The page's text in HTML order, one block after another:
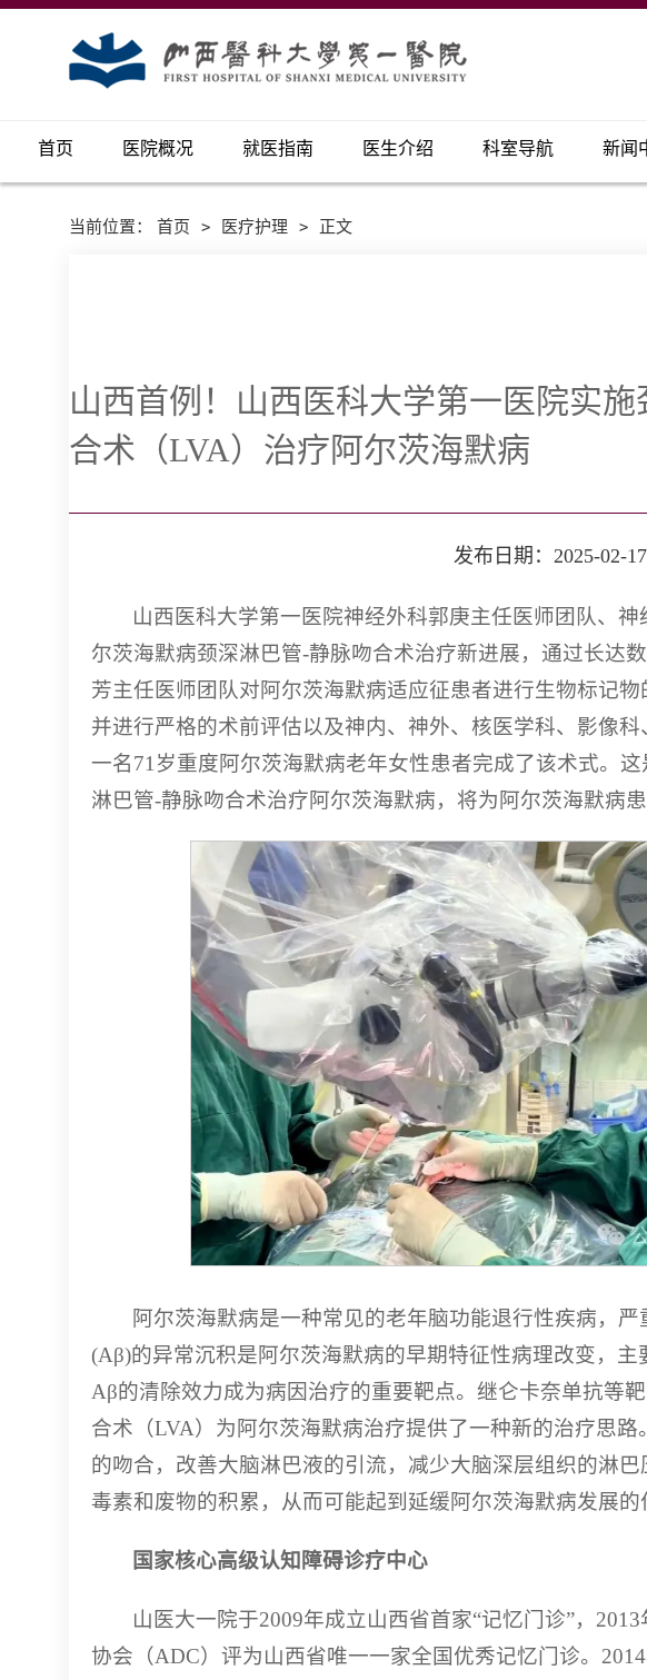
首页 医院概况 就医指南 医生介绍 科室导航 新闻
当前位置： 首页 > 医疗护理 > 正文
山西首例！山西医科大学第一医院实
合术（LVA）治疗阿尔茨海默病
发布日期：2025-02-
山西医科大学第一医院神经外科郭庚主任医师团队、
尔茨海默病颈深淋巴管-静脉吻合术治疗新进展，通过长达
芳主任医师团队对阿尔茨海默病适应征患者进行生物标记
并进行严格的术前评估以及神内、神外、核医学科、影像
一名71岁重度阿尔茨海默病老年女性患者完成了该术式。
淋巴管-静脉吻合术治疗阿尔茨海默病，将为阿尔茨海默病患
阿尔茨海默病是一种常见的老年脑功能退行性疾病，
(Aβ)的异常沉积是阿尔茨海默病的早期特征性病理改变，
Aβ的清除效力成为病因治疗的重要靶点。继仑卡奈单抗等
合术（LVA）为阿尔茨海默病治疗提供了一种新的治疗思
的吻合，改善大脑淋巴液的引流，减少大脑深层组织的淋
毒素和废物的积累，从而可能起到延缓阿尔茨海默病发展的
国家核心高级认知障碍诊疗中心
山医大一院于2009年成立山西省首家“记忆门诊”，
协会（ADC）评为山西省唯一一家全国优秀记忆门诊。